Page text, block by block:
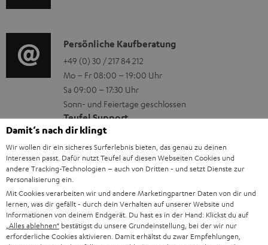
m
V
e
r
s
a
n
d
e
n
z
u
r
a
r
a
n
t
g
e
r
ä
t
e
R
ü
c
k
n
i
o
-
L
e
x
i
k
o
n
K
o
n
t
a
k
t
d
a
t
e
Persönliche Kaufberatung
+49 (0) 30 / 217 84 212
Mo – Fr 08:00 – 19:00 Uhr
Sa 09:00 – 17:30 Uhr
Sonn- und Feiertage geschlossen
Teufel Support
Häufige Fragen
Kontakt
Store Finder
Erlebe unsere Produkte hautnah und lass dich
persönlich im Store beraten.
Übersicht
Damit‘s nach dir klingt
Wir wollen dir ein sicheres Surferlebnis bieten, das genau zu deinen
Interessen passt. Dafür nutzt Teufel auf diesen Webseiten Cookies und
andere Tracking-Technologien – auch von Dritten - und setzt Dienste zur
Personalisierung ein.
Mit Cookies verarbeiten wir und andere Marketingpartner Daten von dir und
lernen, was dir gefällt - durch dein Verhalten auf unserer Website und
Informationen von deinem Endgerät. Du hast es in der Hand: Klickst du auf
„Alles ablehnen“ bestätigst du unsere Grundeinstellung, bei der wir nur
erforderliche Cookies aktivieren. Damit erhältst du zwar Empfehlungen,